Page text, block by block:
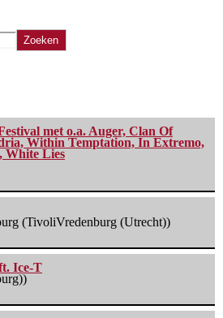
Zoeken
met o.a. Auger, Clan Of
Within Temptation, In Extremo,
White Lies
(TivoliVredenburg (Utrecht))
Ice-T